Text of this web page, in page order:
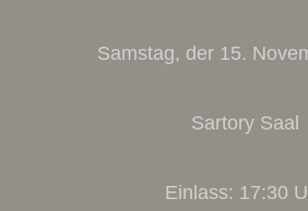
Samstag, der 15.
Sartory Saal
Einlass: 17:30